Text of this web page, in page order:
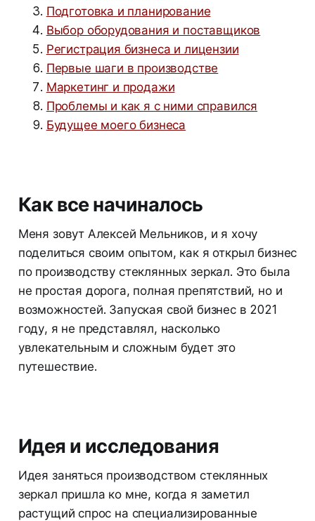
Подготовка и планирование
Выбор оборудования и поставщиков
Регистрация бизнеса и лицензии
Первые шаги в производстве
Маркетинг и продажи
Проблемы и как я с ними справился
Будущее моего бизнеса
Как все начиналось
Меня зовут Алексей Мельников, и я хочу
поделиться своим опытом, как я открыл бизнес
по производству стеклянных зеркал. Это была
не простая дорога, полная препятствий, но и
возможностей. Запуская свой бизнес в 2021
году, я не представлял, насколько
увлекательным и сложным будет это
путешествие.
Идея и исследования
Идея заняться производством стеклянных
зеркал пришла ко мне, когда я заметил
растущий спрос на специализированные